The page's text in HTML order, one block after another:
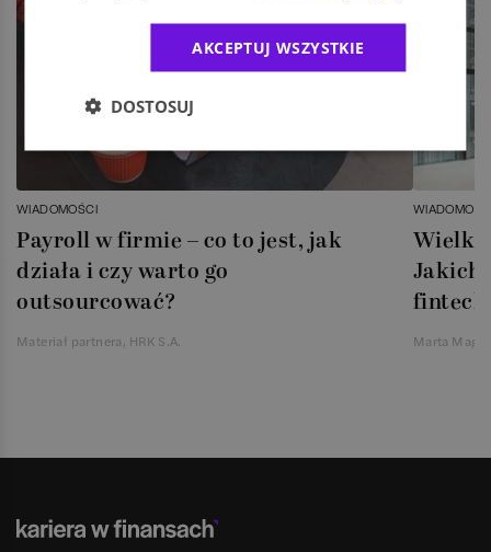
WIADOMOŚCI
Payroll w firmie – co to jest, jak
działa i czy warto go
outsourcować?
Materiał partnera, HRK S.A.
Jakich
Marta
AKCEPTUJ WSZYSTKIE
DOSTOSUJ